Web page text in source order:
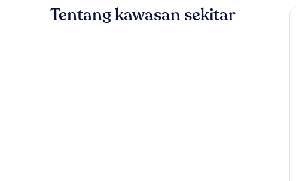
Tentang kawasan sekitar